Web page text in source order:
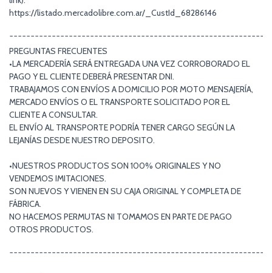
https://listado.mercadolibre.com.ar/_CustId_68286146
PREGUNTAS FRECUENTES
•LA MERCADERÍA SERÁ ENTREGADA UNA VEZ CORROBORADO EL
PAGO Y EL CLIENTE DEBERÁ PRESENTAR DNI.
TRABAJAMOS CON ENVÍOS A DOMICILIO POR MOTO MENSAJERÍA,
MERCADO ENVÍOS O EL TRANSPORTE SOLICITADO POR EL
CLIENTE A CONSULTAR.
EL ENVÍO AL TRANSPORTE PODRÍA TENER CARGO SEGÚN LA
LEJANÍAS DESDE NUESTRO DEPOSITO.
•NUESTROS PRODUCTOS SON 100% ORIGINALES Y NO
VENDEMOS IMITACIONES.
SON NUEVOS Y VIENEN EN SU CAJA ORIGINAL Y COMPLETA DE
FÁBRICA.
NO HACEMOS PERMUTAS NI TOMAMOS EN PARTE DE PAGO
OTROS PRODUCTOS.